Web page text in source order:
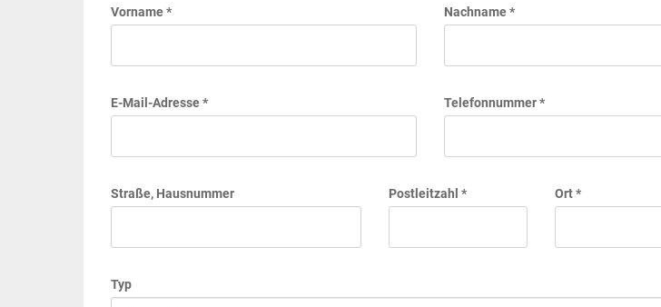
Vorname * Nachname *
E-Mail-Adresse * Telefonnummer *
Straße, Hausnummer Postleitzahl * Ort *
Typ